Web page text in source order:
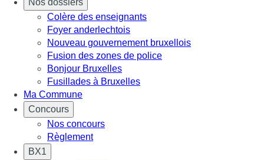
Colère des enseignants
Foyer anderlechtois
Nouveau gouvernement bruxellois
Fusion des zones de police
Bonjour Bruxelles
Fusillades à Bruxelles
Ma Commune
Concours
Nos concours
Règlement
BX1